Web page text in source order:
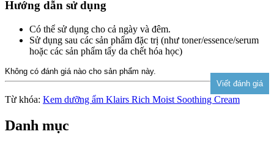
Hướng dẫn sử dụng
Có thể sử dụng cho cả ngày và đêm.
Sử dụng sau các sản phẩm đặc trị (như toner/essence/serum
hoặc các sản phẩm tẩy da chết hóa học)
Không có đánh giá nào cho sản phẩm này.
Từ khóa: Kem dưỡng ẩm Klairs Rich Moist Soothing Cream
Danh mục